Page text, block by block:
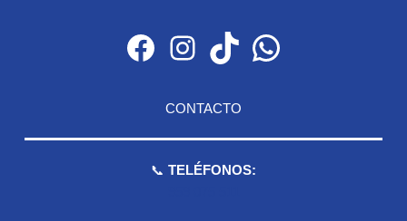
Facebook Instagram TikTok WhatsApp
CONTACTO
📞 TELÉFONOS: